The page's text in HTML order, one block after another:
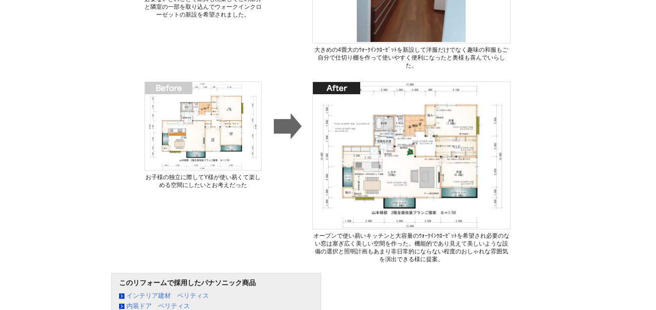
と隣室の一部を取り込んでウォークインクロ
ーゼットの新設を希望されました。
大きめの4畳大のｳｫｰｸｲﾝｸﾛｰｾﾞｯﾄを新設して洋服だけでなく趣味の和服もご
自分で仕切り棚を作って使いやすく便利になったと奥様も喜んでいらし
た。
お子様の独立に際してY様が使い易くて楽し
める空間にしたいとお考えだった
オープンで使い易いキッチンと大容量のｳｫｰｸｲﾝｸﾛｰｾﾞｯﾄを希望され必要のな
い窓は塞ぎ広く美しい空間を作った。機能的であり見えて美しいような設
備の選択と照明計画もあまり非日常的にならない程度のおしゃれな雰囲気
を演出できる様に提案。
このリフォームで採用したパナソニック商品
インテリア建材 ベリティス
内装ドア ベリティス